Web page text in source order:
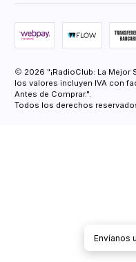
2026 "¡RadioClub: La
los valores incluyen IVA con
Antes de Comprar.".
Todos los derechos
Envíanos